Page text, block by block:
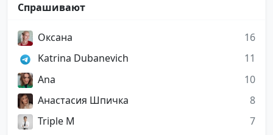
Спрашивают
Оксана
16
Katrina Dubanevich
11
Ana
10
Анастасия Шпичка
8
Triple M
7